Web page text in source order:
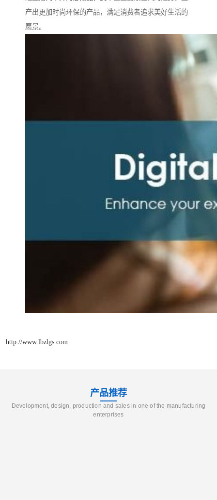
产出更加时尚环保的产品，满足消费者追求美好生活的
愿景。
http://www.lbzlgs.com
产品推荐
Development, design, production and sales in one of the manufacturing
enterprises